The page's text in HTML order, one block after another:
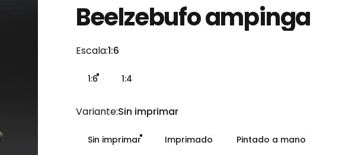
Beelzebufoampinga
Escala
Escala:1:6
1:6 1:4
Variante
Variante:Sin imprimar
Sin imprimar Imprimado Pintado a mano